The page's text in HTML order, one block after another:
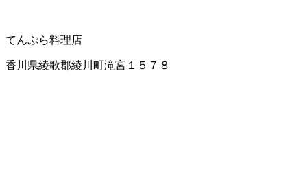
てんぷら料理店
香川県綾歌郡綾川町滝宮１５７８